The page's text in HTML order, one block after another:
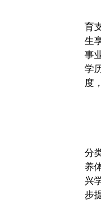
育
生
事
学
度
分
养
兴
步